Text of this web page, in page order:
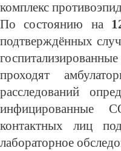
комплекс
По состоянию на
подтверждённых
проходят
расследований
инфицированные C
контактных лиц
лабораторное